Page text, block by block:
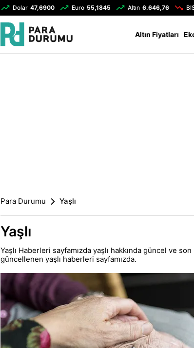
Dolar 47,6900 Euro 55,1845 Altın 6.646,76
Altın Fiyatları
Para Durumu Yaşlı
Yaşlı
Yaşlı Haberleri sayfamızda yaşlı hakkında güncel ve
güncellenen yaşlı haberleri sayfamızda.